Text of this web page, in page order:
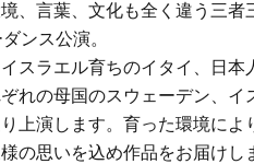
、言葉、文化も全く違う三者
ンス公演。
スラエル育ちのイタイ、日
れの母国のスウェーデン、
上演します。育った環境によ
の思いを込め作品をお届けし